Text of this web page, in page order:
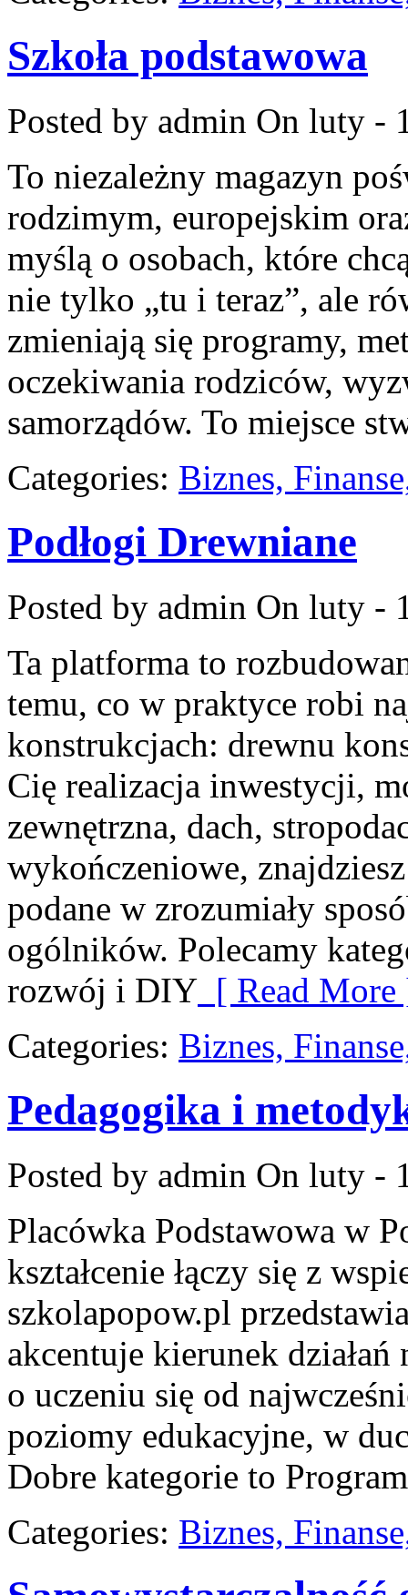
Szkoła podstawowa
Posted by admin On luty -
To niezależny magazyn
rodzimym, europejskim
myślą o osobach, które
nie tylko „tu i teraz”, ale
zmieniają się programy,
oczekiwania rodziców,
samorządów. To miejsce
Categories: Biznes,
Podłogi Drewniane
Posted by admin On luty -
Ta platforma to
temu, co w praktyce robi
konstrukcjach: drewnu
Cię realizacja inwestycji,
zewnętrzna, dach,
wykończeniowe,
podane w zrozumiały
ogólników. Polecamy
rozwój i DIY [ Read More
Categories: Biznes,
Pedagogika i
Posted by admin On luty -
Placówka Podstawowa w
kształcenie łączy się z
szkolapopow.pl
akcentuje kierunek
o uczeniu się od
poziomy edukacyjne, w
Dobre kategorie to
Categories: Biznes,